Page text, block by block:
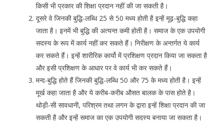
किसी भी प्रकार की शिक्षा प्रदान नहीं की जा सकती है।
दूसरे वे जिनकी बुद्धि-लब्धि 25 से 50 मध्य होती है इन्हें मूढ़-बुद्धि कहा
जाता है। इनमें भी बुद्धि की अत्यन्त कमी होती है। समाज के एक उपयोगी
सदस्य के रूप में कार्य नहीं कर सकते हैं। निरीक्षण के अन्तर्गत ये कार्य
कर सकते हैं। इन्हें शारीरिक कार्यो में प्रशिक्षण प्रदान किया जा सकता है
और इसी प्रशिक्षण के आधार पर वे कार्य भी कर सकते हैं।
मन्द-बुद्धि होते हैं जिनकी बुद्धि-लब्धि 50 और 75 के मध्य होती है। इन्हें
मूर्ख कहा जाता है और ये करीब-करीब औसत बालक के पास होते है।
थोड़ी-सी सावधानी, परिश्रम तथा लगन के द्वारा इन्हें शिक्षा प्रदान की जा
सकती है और इन्हें समाज का एक उपयोगी सदस्य बनाया जा सकता है।